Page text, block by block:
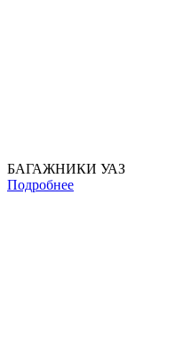
БАГАЖНИКИ УАЗ
Подробнее